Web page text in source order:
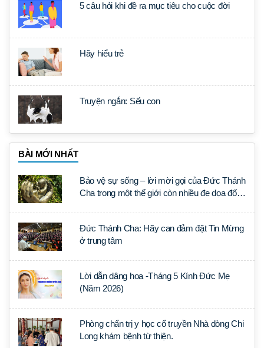
5 câu hỏi khi đề ra mục tiêu cho cuộc đời
Hãy hiểu trẻ
Truyện ngắn: Sếu con
BÀI MỚI NHẤT
Bảo vệ sự sống – lời mời gọi của Đức Thánh
Cha trong một thế giới còn nhiều đe dọa đối
Đức Thánh Cha: Hãy can đảm đặt Tin Mừng
ở trung tâm
Lời dẫn dâng hoa -Tháng 5 Kính Đức Mẹ
(Năm 2026)
Phòng chẩn trị y học cổ truyền Nhà dòng Chi
Long khám bệnh từ thiện.